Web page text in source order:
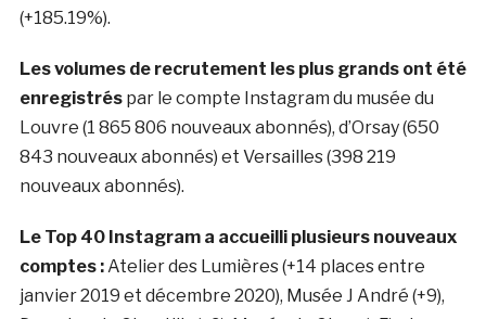
(+185.19%).
Les volumes de recrutement les plus grands ont été
enregistrés par le compte Instagram du musée du
Louvre (1 865 806 nouveaux abonnés), d’Orsay (650
843 nouveaux abonnés) et Versailles (398 219
nouveaux abonnés).
Le Top 40 Instagram a accueilli plusieurs nouveaux
comptes : Atelier des Lumières (+14 places entre
janvier 2019 et décembre 2020), Musée J André (+9),